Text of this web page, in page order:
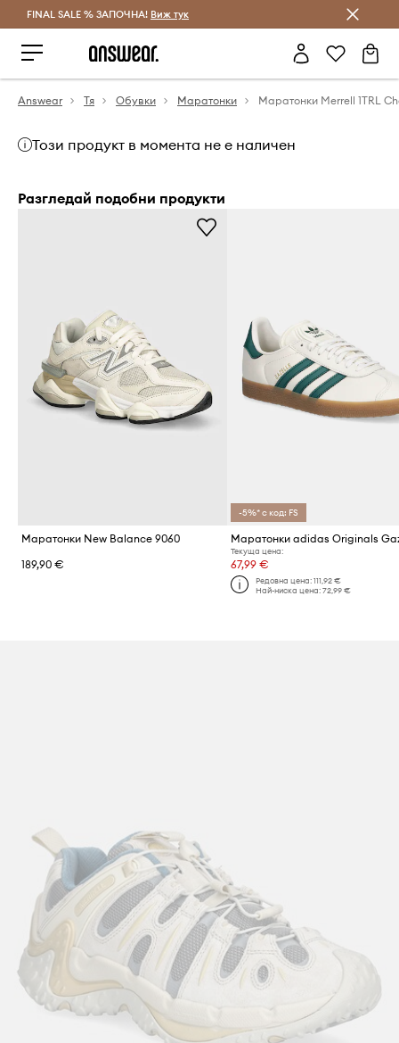
Спестявай с Answear Club
FINAL SALE % ЗАПОЧНА! Виж тук
Answear Тя Обувки Маратонки
Този продукт в момента не е наличен
Разгледай подобни продукти
Маратонки New Balance 9060
189,90 €
-5%* с код: FS
Маратонки adidas Originals
Текуща цена:
67,99 €
Редовна цена: 111,92 €
Най-ниска цена: 72,99 €